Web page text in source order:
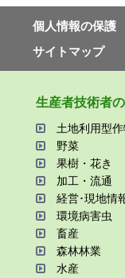
個⼈情報の保護
サイトマップ
⽣産者技術者
⼟地利⽤型作
野菜
果樹・花き
加⼯・流通
経営･現地情
環境病害⾍
畜産
森林林業
⽔産